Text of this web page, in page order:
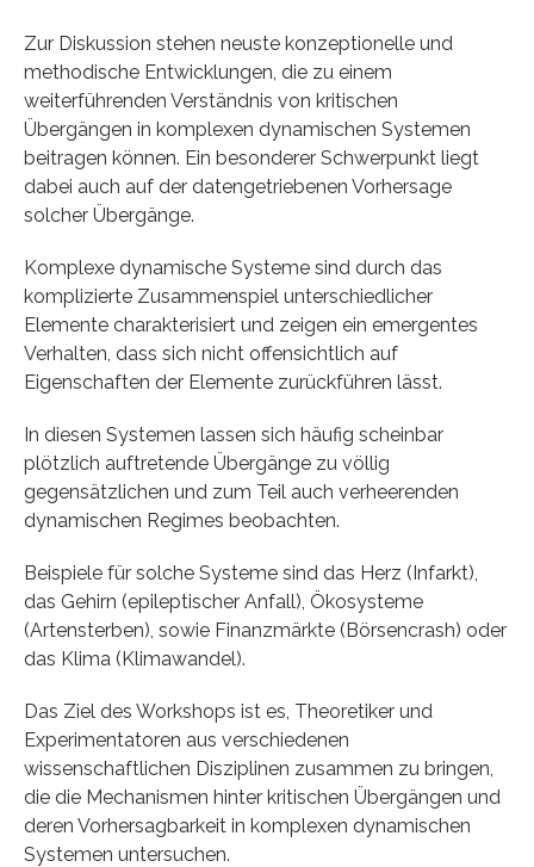
Zur Diskussion stehen neuste konzeptionelle und
methodische Entwicklungen, die zu einem
weiterführenden Verständnis von kritischen
Übergängen in komplexen dynamischen Systemen
beitragen können. Ein besonderer Schwerpunkt liegt
dabei auch auf der datengetriebenen Vorhersage
solcher Übergänge.
Komplexe dynamische Systeme sind durch das
komplizierte Zusammenspiel unterschiedlicher
Elemente charakterisiert und zeigen ein emergentes
Verhalten, dass sich nicht offensichtlich auf
Eigenschaften der Elemente zurückführen lässt.
In diesen Systemen lassen sich häufig scheinbar
plötzlich auftretende Übergänge zu völlig
gegensätzlichen und zum Teil auch verheerenden
dynamischen Regimes beobachten.
Beispiele für solche Systeme sind das Herz (Infarkt),
das Gehirn (epileptischer Anfall), Ökosysteme
(Artensterben), sowie Finanzmärkte (Börsencrash) oder
das Klima (Klimawandel).
Das Ziel des Workshops ist es, Theoretiker und
Experimentatoren aus verschiedenen
wissenschaftlichen Disziplinen zusammen zu bringen,
die die Mechanismen hinter kritischen Übergängen und
deren Vorhersagbarkeit in komplexen dynamischen
Systemen untersuchen.